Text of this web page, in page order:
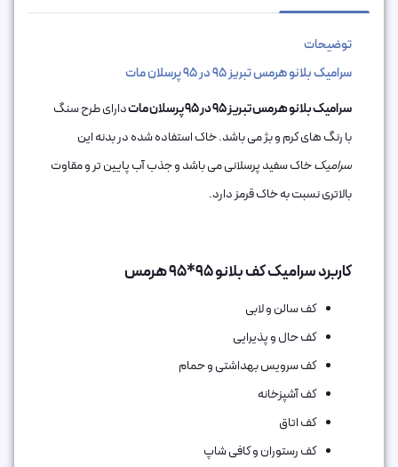
توضیحات
سرامیک بلانو هرمس تبریز 95 در 95 پرسلان مات
سرامیک بلانو هرمس تبریز 95 در 95 پرسلان مات
دارای طرح سنگ
با رنگ های کرم و بژ می باشد. خاک استفاده شده در بدنه این
سرامیکخاک سفید پرسلانی می باشد و جذب آب پایین تر و مقاوت
بالاتری نسبت به خاک قرمز دارد.
کاربرد سرامیک کف بلانو 95*95 هرمس
کف سالن و لابی
کف حال و پذیرایی
کف سرویس بهداشتی و حمام
کف آشپزخانه
کف اتاق‌
کف رستوران و کافی شاپ